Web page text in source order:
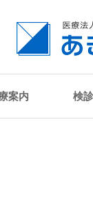
案内 検